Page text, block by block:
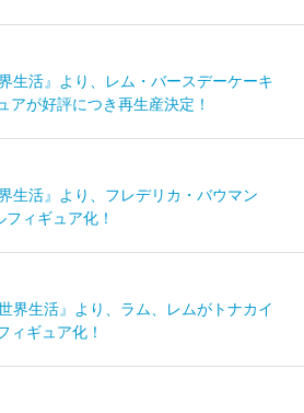
生活』より、レム・バースデーケーキ
アが好評につき再生産決定！
生活』より、フレデリカ・バウマン
ィギュア化！
界生活』より、ラム、レムがトナカイ
ィギュア化！